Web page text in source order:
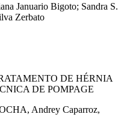
Januario Bigoto; Sandra S.
Zerbato
DE HÉRNIA
DE POMPAGE
Andrey Caparroz,